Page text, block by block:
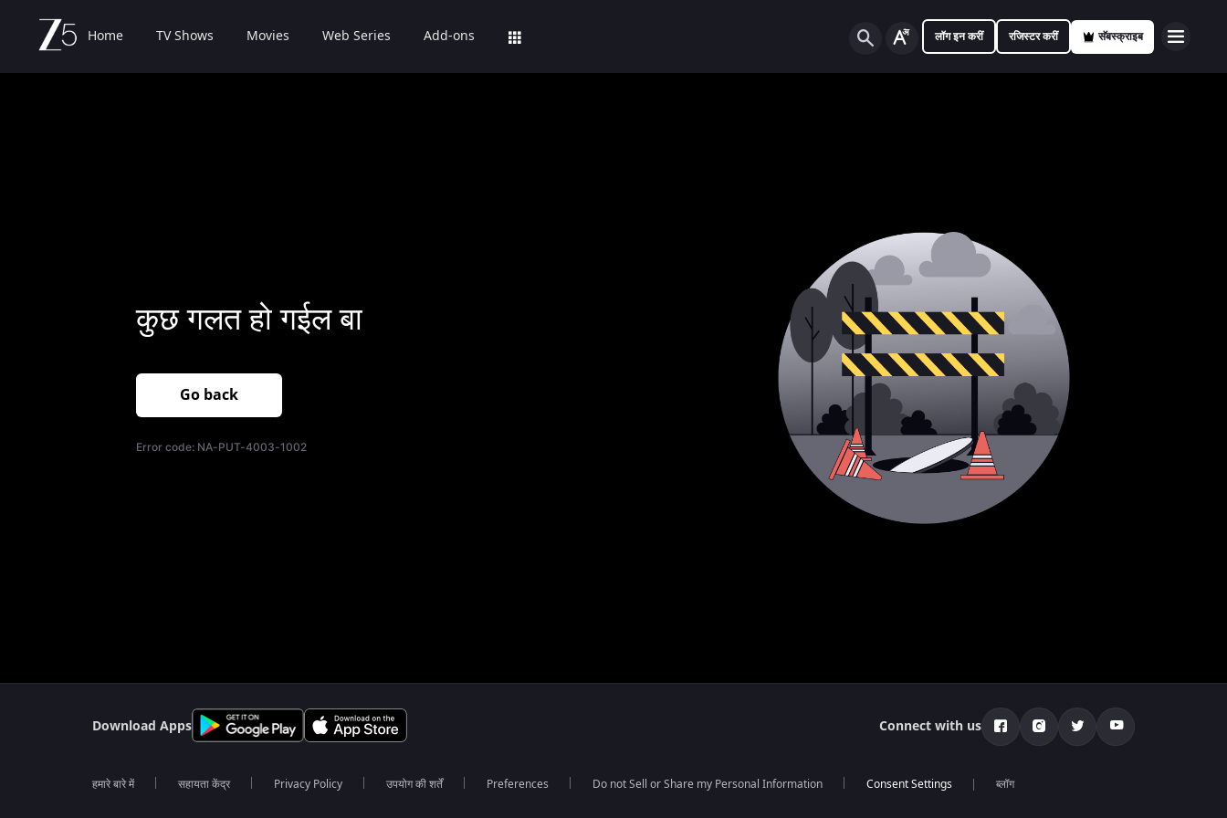
Home TV Shows Movies Web Series Add-ons लॉग इन करीं रजिस्टर करीं सॅबस्क्राइब
कुछ गलत हो गईल बा
Go back
Error code: NA-PUT-4003-1002
Download Apps Connect with us
हमारे बारे में सहायता केंद्र Privacy Policy उपयोग की शर्तें Preferences Do not Sell or Share my Personal Information ब्लॉग